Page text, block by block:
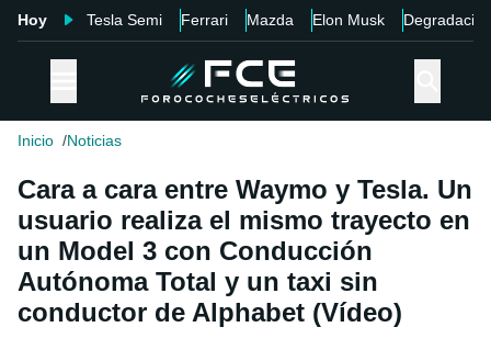
Hoy Tesla Semi Ferrari Mazda Elon Musk Degradación
Inicio Noticias
Cara a cara entre Waymo y Tesla. Un
usuario realiza el mismo trayecto en
un Model 3 con Conducción
Autónoma Total y un taxi sin
conductor de Alphabet (Vídeo)